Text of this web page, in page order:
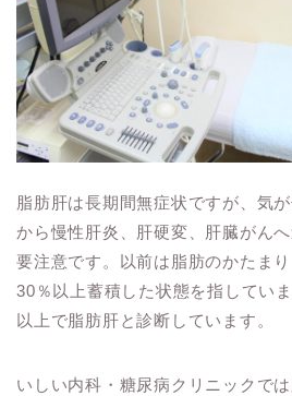
脂肪肝は長期間無症状ですが、気
から慢性肝炎、肝硬変、肝臓がん
要注意です。以前は脂肪のかたま
30％以上蓄積した状態を指してい
以上で脂肪肝と診断しています。
いしい内科・糖尿病クリニックで